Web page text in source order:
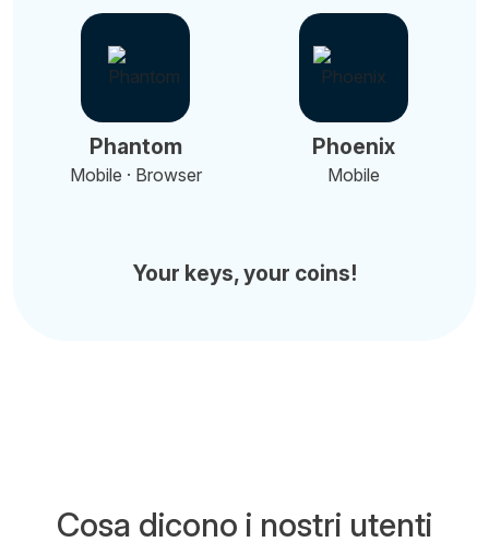
Phantom
Mobile · Browser
Phoenix
Mobile
Your keys, your coins!
Cosa dicono i nostri utenti